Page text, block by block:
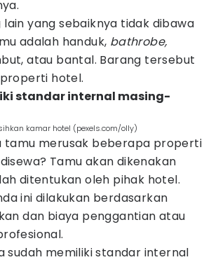
lain yang sebaiknya tidak dibawa
adalah handuk, bathrobe,
atau bantal. Barang tersebut
hotel.
standar internal masing-
kamar hotel (pexels.com/olly)
tamu merusak beberapa properti
Tamu akan dikenakan
ditentukan oleh pihak hotel.
ini dilakukan berdasarkan
dan biaya penggantian atau
sudah memiliki standar internal